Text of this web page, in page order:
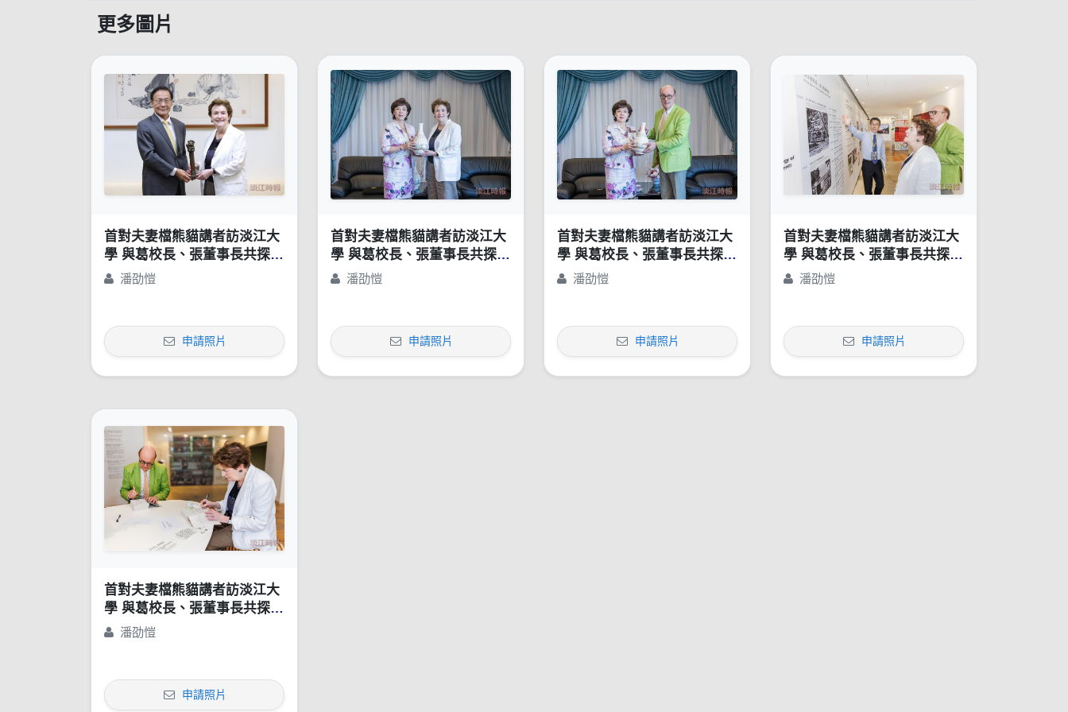
更多圖片
首對夫妻檔熊貓講者訪淡江大
學 與葛校長、張董事長共探AI
教學與私校治理
潘劭愷
申請照片
首對夫妻檔熊貓講者訪淡江大
學 與葛校長、張董事長共探AI
教學與私校治理
潘劭愷
申請照片
首對夫妻檔熊貓講者訪淡江大
學 與葛校長、張董事長共探AI
教學與私校治理
潘劭愷
申請照片
首對夫妻檔熊貓講者訪淡江大
學 與葛校長、張董事長共探AI
教學與私校治理
潘劭愷
申請照片
首對夫妻檔熊貓講者訪淡江大
學 與葛校長、張董事長共探AI
教學與私校治理
潘劭愷
申請照片